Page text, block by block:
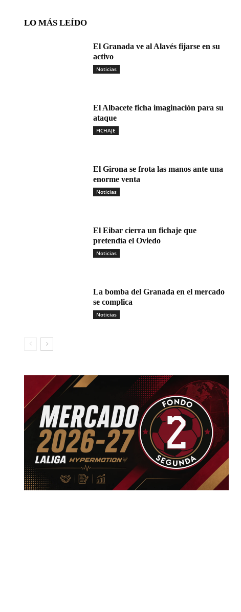
LO MÁS LEÍDO
El Granada ve al Alavés fijarse en su
activo
Noticias
El Albacete ficha imaginación para su
ataque
FICHAJE
El Girona se frota las manos ante una
enorme venta
Noticias
El Eibar cierra un fichaje que
pretendía el Oviedo
Noticias
La bomba del Granada en el mercado
se complica
Noticias